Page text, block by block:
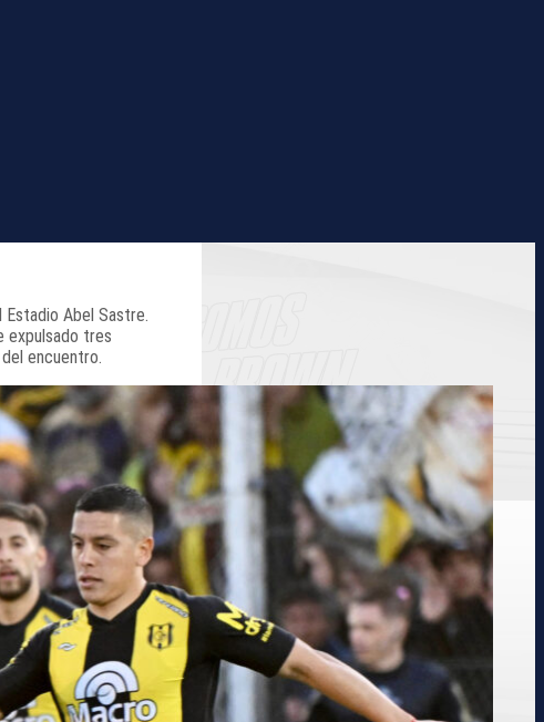
Abel Sastre.
expulsado tres
encuentro.